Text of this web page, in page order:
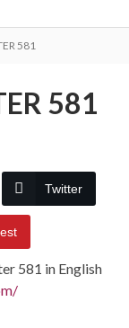
581
581
Twitter
581 in English